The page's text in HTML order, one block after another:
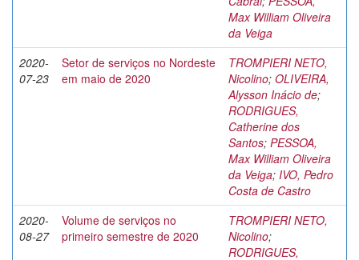
Max William Oliveira
da Veiga
2020-
07-23
Setor de serviços no Nordeste
em maio de 2020
TROMPIERI NETO,
Nicolino; OLIVEIRA,
Alysson Inácio de;
RODRIGUES,
Catherine dos
Santos; PESSOA,
Max William Oliveira
da Veiga; IVO, Pedro
Costa de Castro
2020-
08-27
Volume de serviços no
primeiro semestre de 2020
TROMPIERI NETO,
Nicolino;
RODRIGUES,